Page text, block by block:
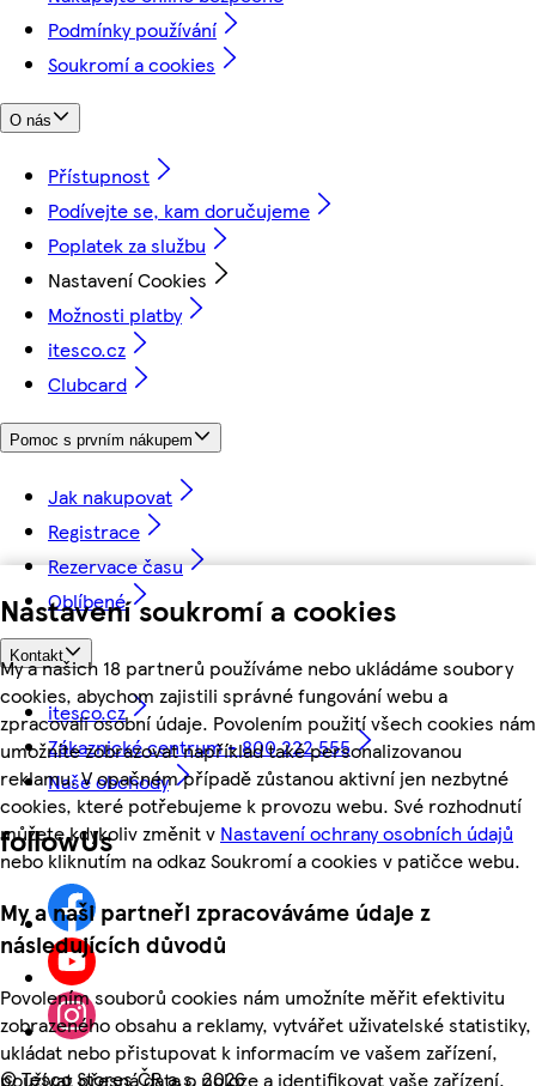
Nastavení soukromí a cookies
My a našich 18 partnerů používáme nebo ukládáme soubory
cookies, abychom zajistili správné fungování webu a
zpracovali osobní údaje. Povolením použití všech cookies nám
umožníte zobrazovat například také personalizovanou
reklamu. V opačném případě zůstanou aktivní jen nezbytné
cookies, které potřebujeme k provozu webu. Své rozhodnutí
můžete kdykoliv změnit v Nastavení ochrany osobních údajů
nebo kliknutím na odkaz Soukromí a cookies v patičce webu.
My a naši partneři zpracováváme údaje z
následujících důvodů
Povolením souborů cookies nám umožníte měřit efektivitu
zobrazeného obsahu a reklamy, vytvářet uživatelské statistiky,
ukládat nebo přistupovat k informacím ve vašem zařízení,
používat přesná data o poloze a identifikovat vaše zařízení.
Podmínky používání
Soukromí a cookies
O nás
Přístupnost
Podívejte se, kam doručujeme
Poplatek za službu
Nastavení Cookies
Možnosti platby
itesco.cz
Clubcard
Pomoc s prvním nákupem
Jak nakupovat
Registrace
Rezervace času
Oblíbené
Kontakt
itesco.cz
Zákaznické centrum - 800 222 555
Naše obchody
followUs
©Tesco Stores ČR a.s. 2026